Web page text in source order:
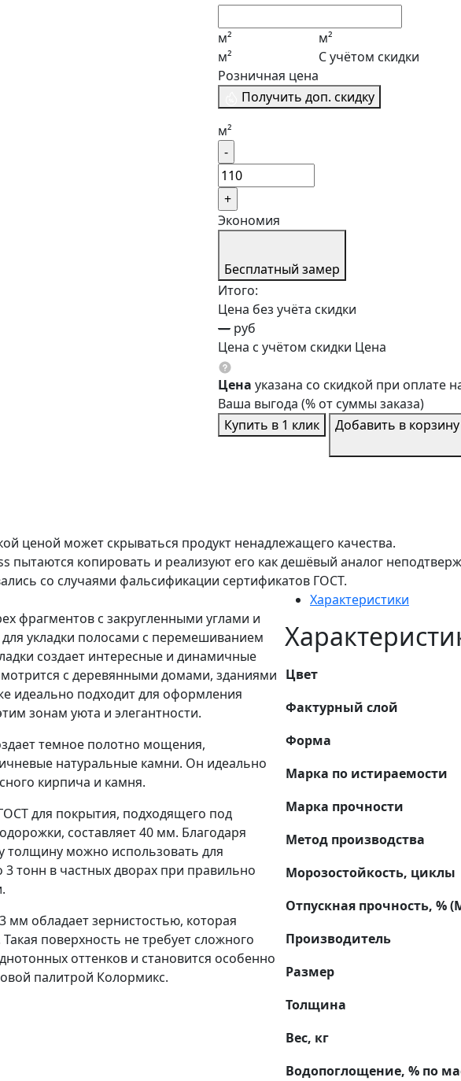
м²
м²
Розничная цена
м²
С учётом скидки
Получить доп. скидку
м²
Экономия
Бесплатный замер
Итого:
Цена без учёта скидки
— руб
Цена с учётом скидки Цена
Цена указана со скидкой при оплате
Ваша выгода (% от суммы заказа)
Купить в 1 клик
Добавить в корзину
ценой может скрываться продукт ненадлежащего качества.
пытаются копировать и реализуют его как дешёвый аналог
со случаями фальсификации сертификатов ГОСТ.
фрагментов с закругленными углами и
укладки полосами с перемешиванием
создает интересные и динамичные
с деревянными домами, зданиями
идеально подходит для оформления
зонам уюта и элегантности.
темное полотно мощения,
натуральные камни. Он идеально
кирпича и камня.
для покрытия, подходящего под
составляет 40 мм. Благодаря
толщину можно использовать для
тонн в частных дворах при правильно
мм обладает зернистостью, которая
поверхность не требует сложного
оттенков и становится особенно
палитрой Колормикс.
Характеристики
Цвет
Фактурный слой
Форма
Марка по истираемости
Марка прочности
Метод производства
Морозостойкость, циклы
Отпускная прочность, %
Производитель
Размер
Толщина
Вес, кг
Водопоглощение, % по